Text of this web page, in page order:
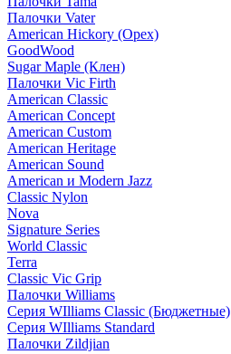
Палочки Vater
American Hickory (Орех)
GoodWood
Sugar Maple (Клен)
Палочки Vic Firth
American Classic
American Concept
American Custom
American Heritage
American Sound
American и Modern Jazz
Classic Nylon
Nova
Signature Series
World Classic
Terra
Classic Vic Grip
Палочки Williams
Серия WIlliams Classic (Бюджетные)
Серия WIlliams Standard
Палочки Zildjian